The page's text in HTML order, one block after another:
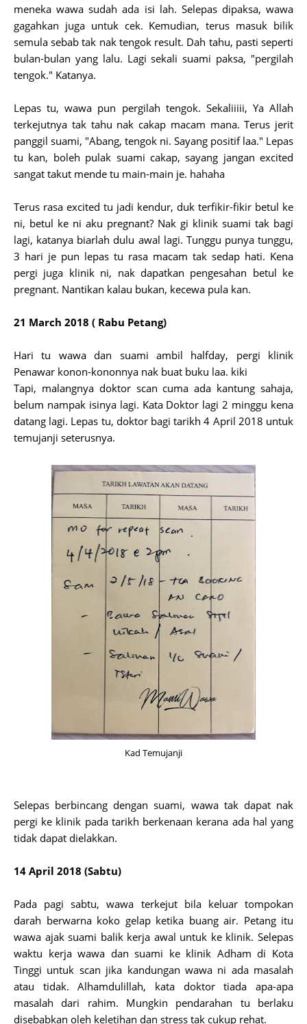
meneka wawa sudah ada isi lah. Selepas dipaksa, wawa
gagahkan juga untuk cek. Kemudian, terus masuk bilik
semula sebab tak nak tengok result. Dah tahu, pasti seperti
bulan-bulan yang lalu. Lagi sekali suami paksa, "pergilah
tengok." Katanya.
Lepas tu, wawa pun pergilah tengok. Sekaliiiii, Ya Allah
terkejutnya tak tahu nak cakap macam mana. Terus jerit
panggil suami, "Abang, tengok ni. Sayang positif laa." Lepas
tu kan, boleh pulak suami cakap, sayang jangan excited
sangat takut mende tu main-main je. hahaha
Terus rasa excited tu jadi kendur, duk terfikir-fikir betul ke
ni, betul ke ni aku pregnant? Nak gi klinik suami tak bagi
lagi, katanya biarlah dulu awal lagi. Tunggu punya tunggu,
3 hari je pun lepas tu rasa macam tak sedap hati. Kena
pergi juga klinik ni, nak dapatkan pengesahan betul ke
pregnant. Nantikan kalau bukan, kecewa pula kan.
21 March 2018 ( Rabu Petang)
Hari tu wawa dan suami ambil halfday, pergi klinik
Penawar konon-kononnya nak buat buku laa. kiki
Tapi, malangnya doktor scan cuma ada kantung sahaja,
belum nampak isinya lagi. Kata Doktor lagi 2 minggu kena
datang lagi. Lepas tu, doktor bagi tarikh 4 April 2018 untuk
temujanji seterusnya.
Kad Temujanji
Selepas berbincang dengan suami, wawa tak dapat nak
pergi ke klinik pada tarikh berkenaan kerana ada hal yang
tidak dapat dielakkan.
14 April 2018 (Sabtu)
Pada pagi sabtu, wawa terkejut bila keluar tompokan
darah berwarna koko gelap ketika buang air. Petang itu
wawa ajak suami balik kerja awal untuk ke klinik. Selepas
waktu kerja wawa dan suami ke klinik Adham di Kota
Tinggi untuk scan jika kandungan wawa ni ada masalah
atau tidak. Alhamdulillah, kata doktor tiada apa-apa
masalah dari rahim. Mungkin pendarahan tu berlaku
disebabkan oleh keletihan dan stress tak cukup rehat.